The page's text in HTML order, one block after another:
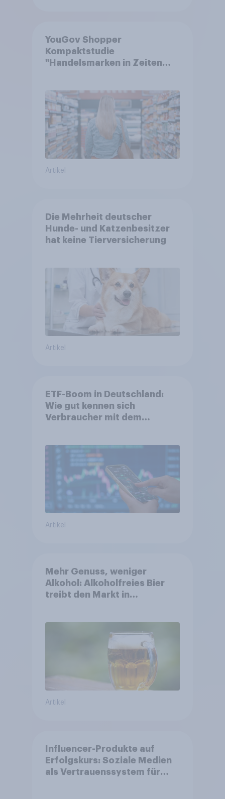
YouGov Shopper
Kompaktstudie
"Handelsmarken in Zeiten
Artikel
Die Mehrheit deutscher
Hunde- und Katzenbesitzer
hat keine Tierversicherung
Artikel
ETF-Boom in Deutschland:
Wie gut kennen sich
Verbraucher mit dem
Artikel
Mehr Genuss, weniger
Alkohol: Alkoholfreies Bier
treibt den Markt in
Artikel
Influencer-Produkte auf
Erfolgskurs: Soziale Medien
als Vertrauenssystem für